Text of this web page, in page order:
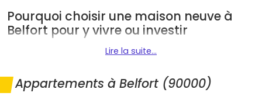
Pourquoi choisir une maison neuve à
Belfort pour y vivre ou investir
Le secteur belfortain offre de nombreux atouts pour ton
Cadre de vieserein et nature à deux pas : entre les
Lire la suite...
Appartements à Belfort (90000)